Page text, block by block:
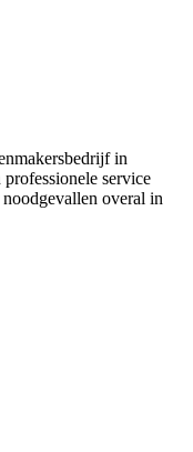
in
service
overal in